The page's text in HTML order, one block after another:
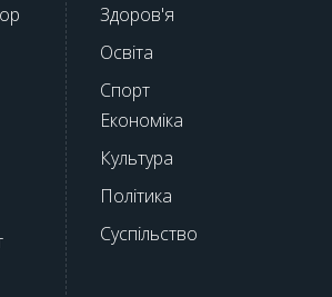
Здоров'я
Освіта
Спорт
Економіка
Культура
Політика
Суспільство